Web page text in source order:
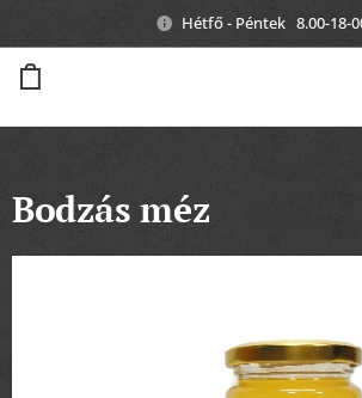
Hétfő - Péntek 8.00-18-
Bodzás méz